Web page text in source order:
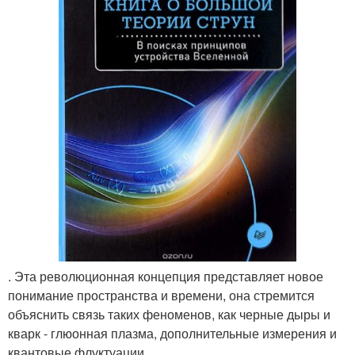
. Эта революционная концепция представляет новое
понимание пространства и времени, она стремится
объяснить связь таких феноменов, как черные дыры и
кварк - глюонная плазма, дополнительные измерения и